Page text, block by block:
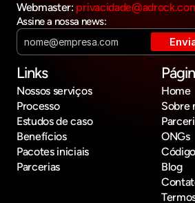
Webmaster:
Assine a nossa news:
Links
Nossos serviços
Processo
Estudos de caso
Benefícios
Pacotes iniciais
Parcerias
Home
Sobre
ONGs
Código
Blog